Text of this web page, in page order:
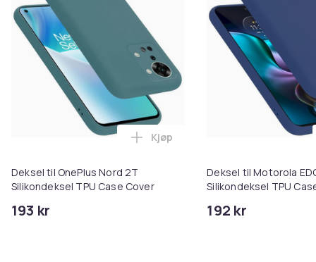
Deksel til OnePlus Nord 2T
Silikondeksel TPU Case Cover
193 kr
Legg Deksel til OnePlus Nord
Kjøp
Deksel til Motorola
Silikondeksel TPU
192 kr